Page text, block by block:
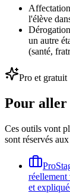
l'élève
un autre
(santé,
Pro et gratuit
Pour aller
Ces outils vont
sont réservés
Pro
réellement
et